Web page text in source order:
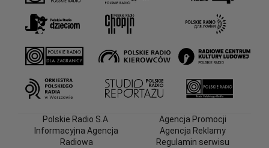
Polskie Radio S.A.
Informacyjna Agencja
Radiowa
Agencja Promocji
Agencja Reklamy
Regulamin serwisu